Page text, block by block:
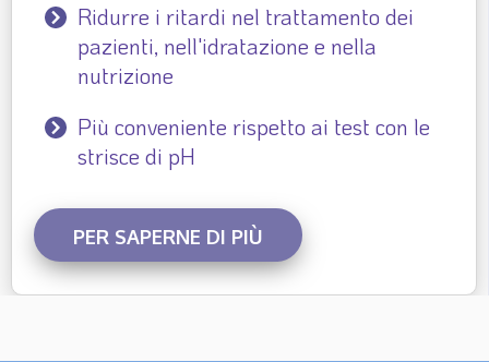
Ridurre i ritardi nel trattamento dei
pazienti, nell'idratazione e nella
nutrizione
Più conveniente rispetto ai test con le
strisce di pH
PER SAPERNE DI PIÙ